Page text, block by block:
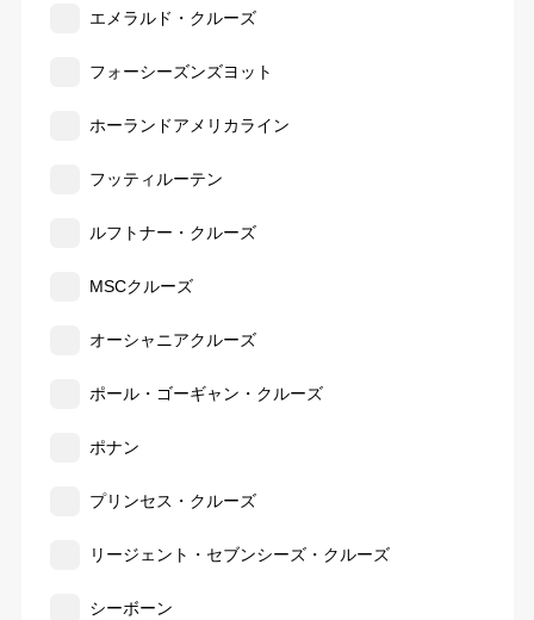
エメラルド・クルーズ
フォーシーズンズヨット
ホーランドアメリカライン
フッティルーテン
ルフトナー・クルーズ
MSCクルーズ
オーシャニアクルーズ
ポール・ゴーギャン・クルーズ
ポナン
プリンセス・クルーズ
リージェント・セブンシーズ・クルーズ
シーボーン